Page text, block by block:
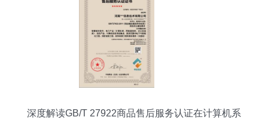
深度解读GB/T 27922商品售后服务认证在计算机系